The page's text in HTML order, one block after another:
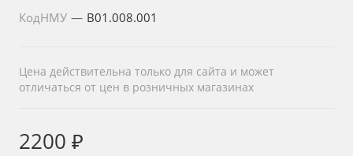
КодНМУ — B01.008.001
Цена действительна только для сайта и может
отличаться от цен в розничных магазинах
2200 ₽